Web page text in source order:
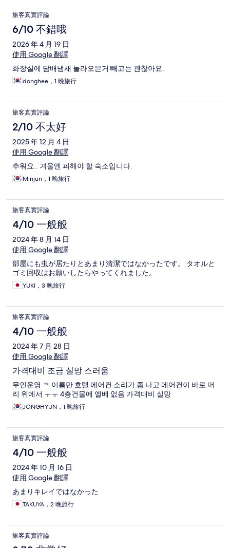
評
論
旅客真實評論
6/10 不錯哦
2026 年 4 月 19 日
使用 Google 翻譯
화장실에 담배냄새 놀라오믄거 빼고는 괜찮아요.
donghee，1 晚旅行
旅客真實評論
2/10 不太好
2025 年 12 月 4 日
使用 Google 翻譯
추워요.. 겨울엔 피해야 할 숙소입니다.
Minjun，1 晚旅行
旅客真實評論
4/10 一般般
2024 年 8 月 14 日
使用 Google 翻譯
部屋にも虫が居たりとあまり清潔ではなかったです。 タオルと
ゴミ回収はお願いしたらやってくれました。
YUKI，3 晚旅行
旅客真實評論
4/10 一般般
2024 年 7 月 28 日
使用 Google 翻譯
가격대비 조금 실망 스러움
무인운영 ㅋ 이름만 호텔 에어컨 소리가 좀 나고 에어컨이 바로 머
리 위에서 ㅜㅜ 4층건물에 엘베 없음 가격대비 실망
JONGHYUN，1 晚旅行
旅客真實評論
4/10 一般般
2024 年 10 月 16 日
使用 Google 翻譯
あまりキレイではなかった
TAKUYA，2 晚旅行
旅客真實評論